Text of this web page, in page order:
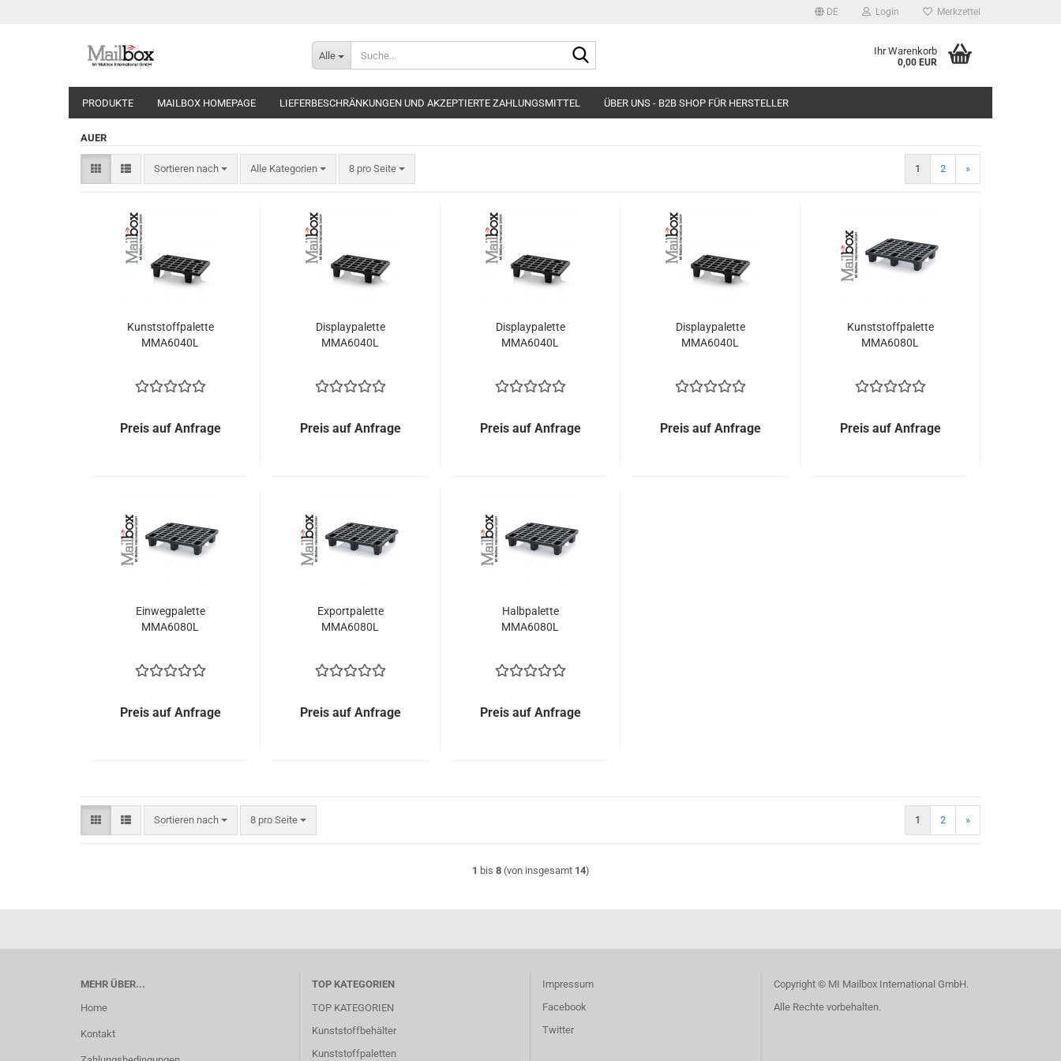
DE Login Merkzettel
Alle Ihr Warenkorb
0,00 EUR
PRODUKTE MAILBOX HOMEPAGE LIEFERBESCHRÄNKUNGEN UND AKZEPTIERTE ZAHLUNGSMITTEL ÜBER UNS - B2B SHOP FÜR HERSTELLER
AUER
Sortieren nach
Sortieren nach Alle Kategorien 8 pro Seite
pro Seite 1 2 »
Kunststoffpalette
MMA6040L
Preis auf Anfrage
Displaypalette
MMA6040L
Preis auf Anfrage
Displaypalette
MMA6040L
Preis auf Anfrage
Displaypalette
MMA6040L
Preis auf Anfrage
Kunststoffpalette
MMA6080L
Preis auf Anfrage
Einwegpalette
MMA6080L
Preis auf Anfrage
Exportpalette
MMA6080L
Preis auf Anfrage
Halbpalette
MMA6080L
Preis auf Anfrage
Sortieren nach
Sortieren nach 8 pro Seite
pro Seite 1 2 »
1 bis 8(von insgesamt 14)
MEHR ÜBER...
Home
Kontakt
TOP KATEGORIEN
TOP KATEGORIEN
Kunststoffbehälter
Kunststoffpaletten
Impressum
Facebook
Twitter
Copyright © MI Mailbox International GmbH.
Alle Rechte vorbehalten.